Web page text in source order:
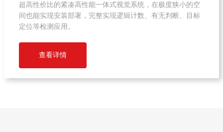
超高性价比的紧凑高性能一体式视觉系统，在极度狭小的空
间也能实现安装部署，完整实现逻辑计数、有无判断、目标
定位等检测应用。
查看详情